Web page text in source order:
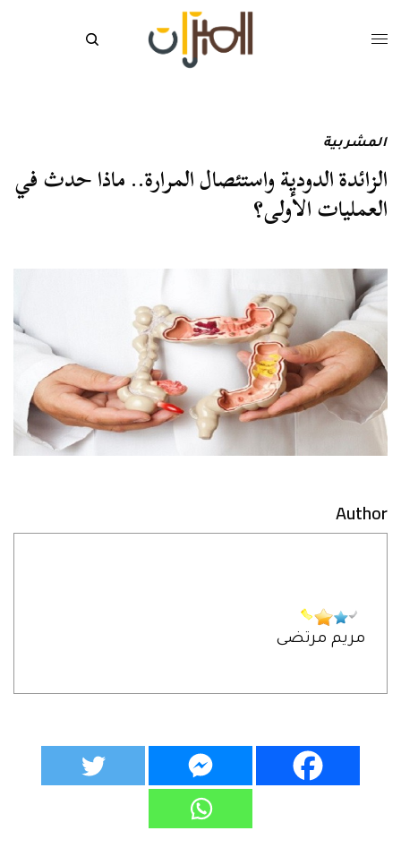
المشربية
الزائدة الدودية واستئصال المرارة.. ماذا حدث في
العمليات الأولى؟
Author
مريم مرتضى